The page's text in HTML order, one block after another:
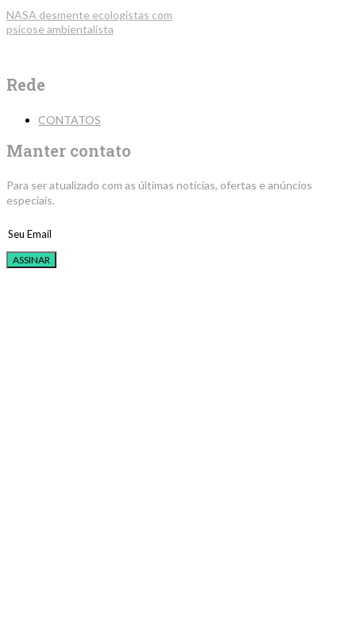
NASA desmente ecologistas com
psicose ambientalista
Rede
CONTATOS
Manter contato
Para ser atualizado com as últimas notícias, ofertas e anúncios
especiais.
ASSINAR